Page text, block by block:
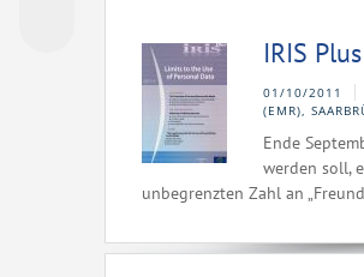
IRIS
01/10/2011
(EMR),
Ende
werden soll,
unbegrenzten Zahl an